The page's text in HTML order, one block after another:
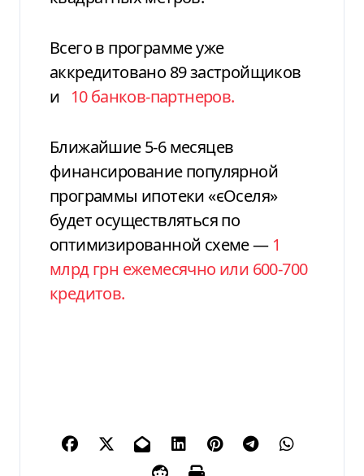
Всего в программе уже
аккредитовано 89 застройщиков
и 10 банков-партнеров.
Ближайшие 5-6 месяцев
финансирование популярной
программы ипотеки «єОселя»
будет осуществляться по
оптимизированной схеме — 1
млрд грн ежемесячно или 600-700
кредитов.